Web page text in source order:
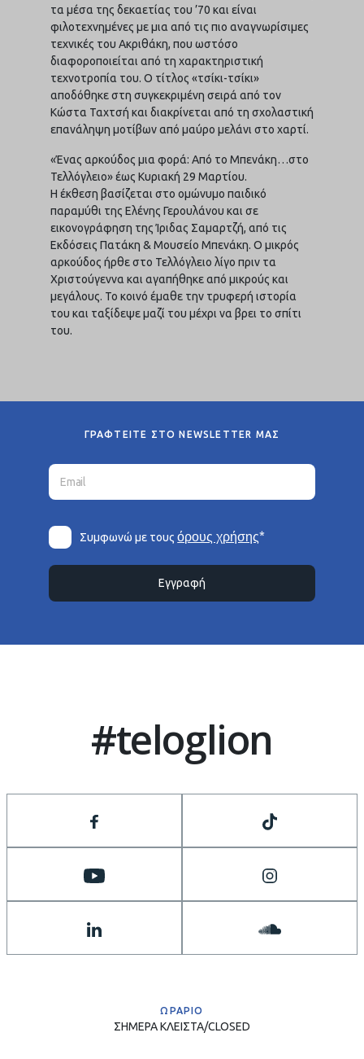
τα μέσα της δεκαετίας του ’70 και είναι
φιλοτεχνημένες με μια από τις πιο αναγνωρίσιμες
τεχνικές του Ακριθάκη, που ωστόσο
διαφοροποιείται από τη χαρακτηριστική
τεχνοτροπία του. Ο τίτλος «τσίκι-τσίκι»
αποδόθηκε στη συγκεκριμένη σειρά από τον
Κώστα Ταχτσή και διακρίνεται από τη σχολαστική
επανάληψη μοτίβων από μαύρο μελάνι στο χαρτί.
«Ένας αρκούδος μια φορά: Από το Μπενάκη…στο
Τελλόγλειο» έως Κυριακή 29 Μαρτίου.
Η έκθεση βασίζεται στο ομώνυμο παιδικό
παραμύθι της Ελένης Γερουλάνου και σε
εικονογράφηση της Ίριδας Σαμαρτζή, από τις
Εκδόσεις Πατάκη & Μουσείο Μπενάκη. Ο μικρός
αρκούδος ήρθε στο Τελλόγλειο λίγο πριν τα
Χριστούγεννα και αγαπήθηκε από μικρούς και
μεγάλους. Το κοινό έμαθε την τρυφερή ιστορία
του και ταξίδεψε μαζί του μέχρι να βρει το σπίτι
του.
ΓΡΑΦΤΕΙΤΕ ΣΤΟ NEWSLETTER ΜΑΣ
Συμφωνώ με τουςόρους χρήσης*
Εγγραφή
#teloglion
ΩΡΑΡΙΟ
ΣΗΜΕΡΑΚΛΕΙΣΤΑ/CLOSED